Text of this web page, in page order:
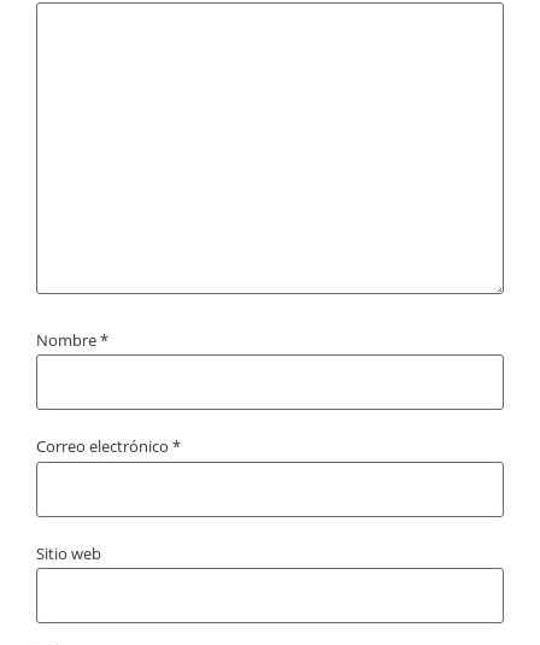
Nombre*
Correo electrónico *
Sitio web